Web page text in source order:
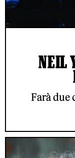
NEIL
Farà due